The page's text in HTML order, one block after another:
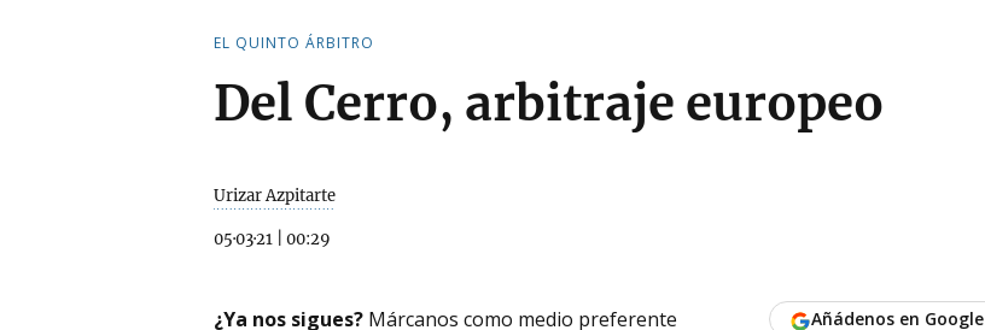
EL QUINTO ÁRBITRO
Del Cerro, arbitraje europeo
Urizar Azpitarte
05·03·21 00:29
¿Ya nos sigues? Márcanos como medio preferente Añádenos en Google